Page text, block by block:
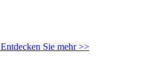
Entdecken Sie mehr >>